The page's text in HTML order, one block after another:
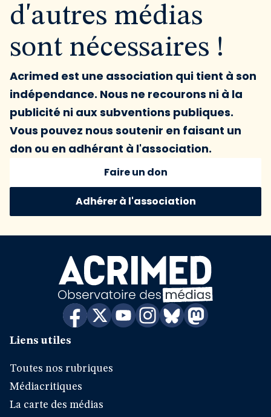
d'autres médias
sont nécessaires !
Acrimed est une association qui tient à son
indépendance. Nous ne recourons ni à la
publicité ni aux subventions publiques.
Vous pouvez nous soutenir en faisant un
don ou en adhérant à l'association.
Faire un don
Adhérer à l'association
Liens utiles
Toutes nos rubriques
Médiacritiques
La carte des médias